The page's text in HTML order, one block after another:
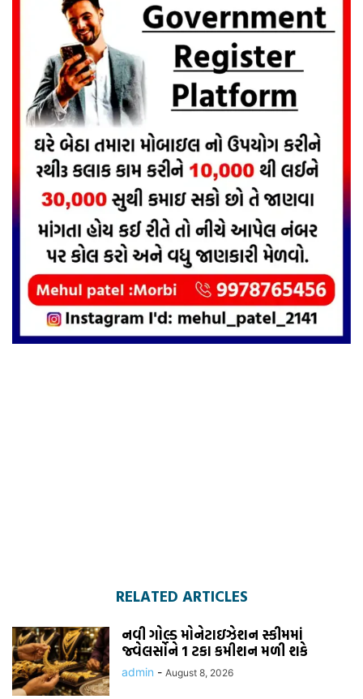
RELATED ARTICLES
નવી ગોલ્ડ મોનેટાઇઝેશન સ્કીમમાં
જ્વેલર્સોને 1 ટકા કમીશન મળી શકે
admin - August 8, 2026